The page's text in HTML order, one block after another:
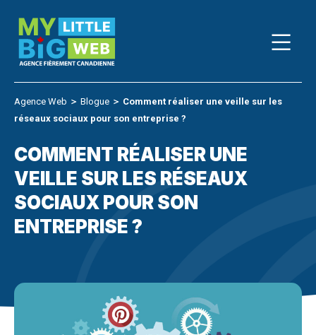
content
Agence Web ＞ Blogue ＞ Comment réaliser une veille sur les
réseaux sociaux pour son entreprise ?
COMMENT RÉALISER UNE
VEILLE SUR LES RÉSEAUX
SOCIAUX POUR SON
ENTREPRISE ?